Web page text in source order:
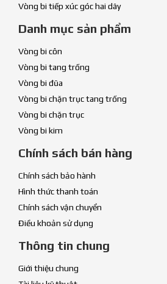
Vòng bi tiếp xúc góc hai dãy
Danh mục sản phẩm
Vòng bi côn
Vòng bi tang trống
Vòng bi đũa
Vòng bi chặn trục tang trống
Vòng bi chặn trục
Vòng bi kim
Chính sách bán hàng
Chính sách bảo hành
Hình thức thanh toán
Chính sách vận chuyển
Điều khoản sử dụng
Thông tin chung
Giới thiệu chung